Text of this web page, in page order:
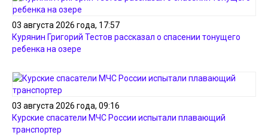
03 августа 2026 года, 17:57
Курянин Григорий Тестов рассказал о спасении тонущего
ребенка на озере
03 августа 2026 года, 09:16
Курские спасатели МЧС России испытали плавающий
транспортер